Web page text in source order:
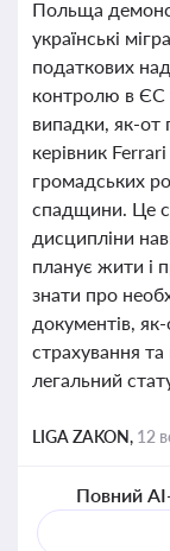
Польща
українські
податкових
контролю в ЄС
випадки, як-от
керівник
громадських
спадщини. Це
дисципліни
планує жити і
знати про
документів,
страхування
легальний
LIGA ZAKON, 12
Повний